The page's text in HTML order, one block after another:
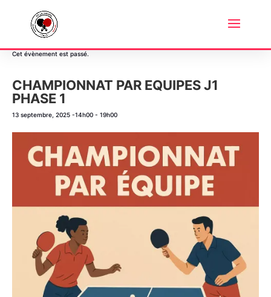
« Tous les Évènements
Cet évènement est passé.
CHAMPIONNAT PAR EQUIPES J1
PHASE 1
13 septembre, 2025 -14h00 - 19h00